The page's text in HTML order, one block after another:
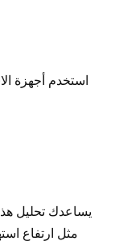
استخدم أجهزة
يساعدك تحليل
مثل ارتفاع